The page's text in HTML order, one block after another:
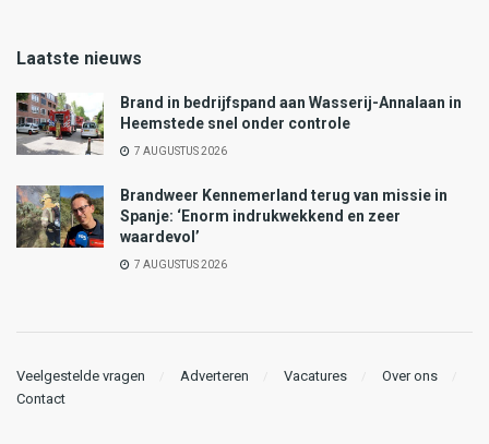
Laatste nieuws
Brand in bedrijfspand aan Wasserij-Annalaan in
Heemstede snel onder controle
7 AUGUSTUS 2026
Brandweer Kennemerland terug van missie in
Spanje: ‘Enorm indrukwekkend en zeer
waardevol’
7 AUGUSTUS 2026
Veelgestelde vragen Adverteren Vacatures
Over ons
Contact